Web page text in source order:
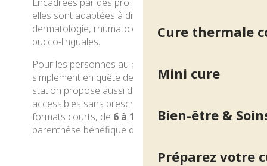
Cure thermale
Mini cure
Bien-être &
Préparez votre
elles sont adaptées à différentes
dermatologie, rhumatologie, ORL, et affections
bucco-linguales.
Pour les personnes au planning plus serré ou
simplement en quête de mieux-être ponctuel, la
station propose aussi des
accessibles sans prescription médicale. Ces
formats courts, de 6 à 12 jours, offrent une
parenthèse bénéfique dans un cadre apaisant.